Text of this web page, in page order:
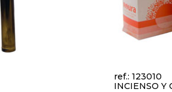
ref.: 123010
INCIENSO Y